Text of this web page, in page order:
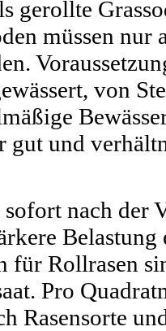
gerollte
müssen nur
von
gut und
nach der
Belastung
für Rollrasen
Pro
Rasensorte